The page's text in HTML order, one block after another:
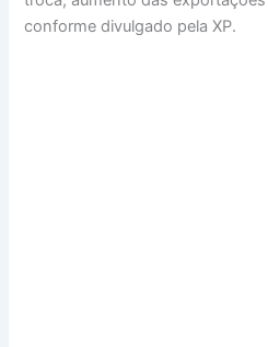
conforme divulgado pela XP.